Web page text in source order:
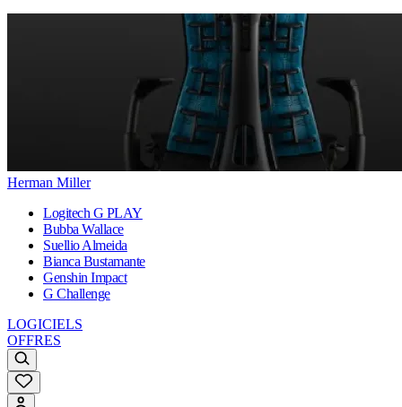
Herman Miller
Logitech G PLAY
Bubba Wallace
Suellio Almeida
Bianca Bustamante
Genshin Impact
G Challenge
LOGICIELS
OFFRES